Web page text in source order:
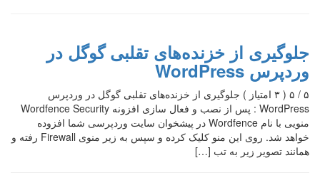
جلوگیری از خزنده‌های تقلبی گوگل در
وردپرس WordPress
۵ / ۵ ( ۳ امتیاز ) جلوگیری از خزنده‌های تقلبی گوگل در وردپرس
WordPress : پس از نصب و فعال سازی افزونه Wordfence Security
منویی با نام Wordfence در پیشخوان سایت وردپرسی شما افزوده
خواهد شد. روی این منو کلیک کرده و سپس به زیر منوی Firewall رفته و
همانند تصویر زیر به تب […]